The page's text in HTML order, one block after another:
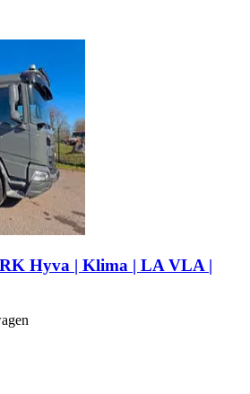
Hyva | Klima | LA VLA |